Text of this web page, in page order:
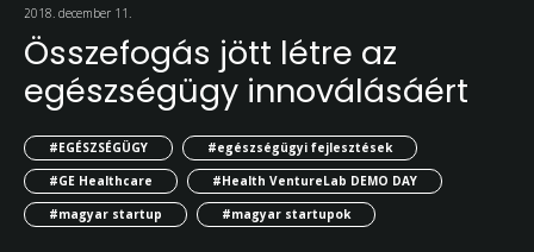
2018. december 11.
Összefogás jött létre az
egészségügy innoválásáért
#EGÉSZSÉGÜGY
#egészségügyi fejlesztések
#GE Healthcare
#Health VentureLab DEMO DAY
#magyar startup
#magyar startupok